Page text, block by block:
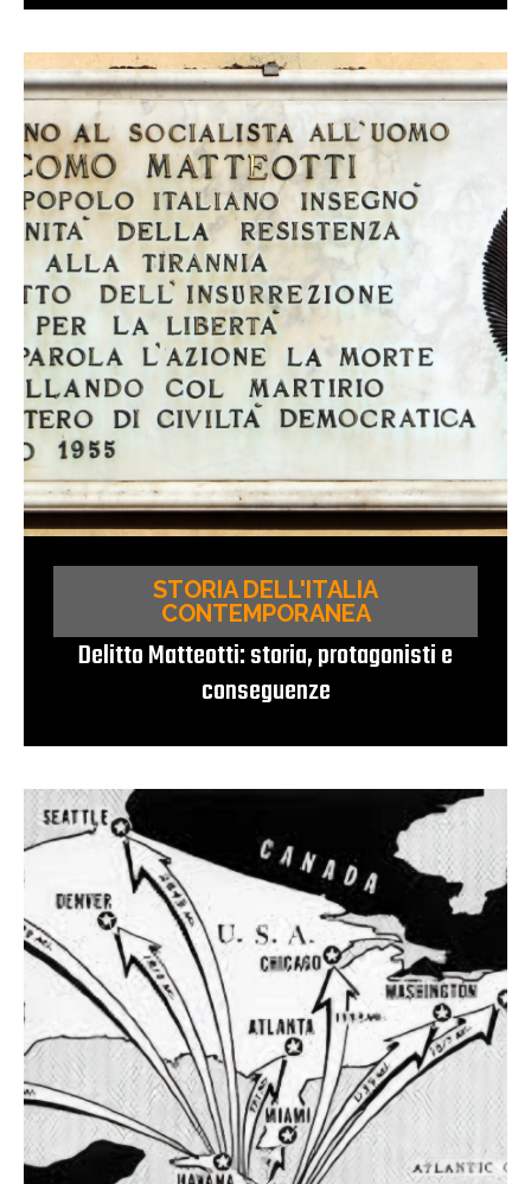
STORIA DELL'ITALIA
CONTEMPORANEA
Delitto Matteotti: storia, protagonisti e
conseguenze